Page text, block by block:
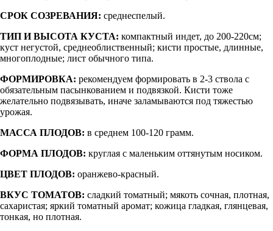
СРОК СОЗРЕВАНИЯ: среднеспелый.
ТИП И ВЫСОТА КУСТА: компактный индет, до 200-220см;
куст негустой, среднеоблиственный; кисти простые, длинные,
многоплодные; лист обычного типа.
ФОРМИРОВКА: рекомендуем формировать в 2-3 ствола с
обязательным пасынкованием и подвязкой. Кисти тоже
желательно подвязывать, иначе заламываются под тяжестью
урожая.
МАССА ПЛОДОВ: в среднем 100-120 грамм.
ФОРМА ПЛОДОВ: круглая с маленьким оттянутым носиком.
ЦВЕТ ПЛОДОВ: оранжево-красный.
ВКУС ТОМАТОВ: сладкий томатный; мякоть сочная, плотная,
сахаристая; яркий томатный аромат; кожица гладкая, глянцевая,
тонкая, но плотная.